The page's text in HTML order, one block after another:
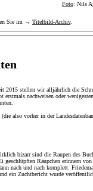
Foto: Nils
Sie im → Titelbild-Archiv.
2015 stellen wir alljährlich die
erstmals nachweisen oder
also vorher in der
bizarr sind die Raupen des
geschlüpften Räup­chen erinnern
nach und nach komplett.
ein Zuchtbericht wurde